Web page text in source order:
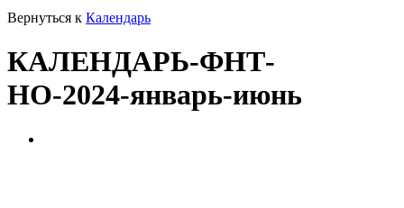
Вернуться к Календарь
КАЛЕНДАРЬ-ФНТ-
НО-2024-январь-июнь